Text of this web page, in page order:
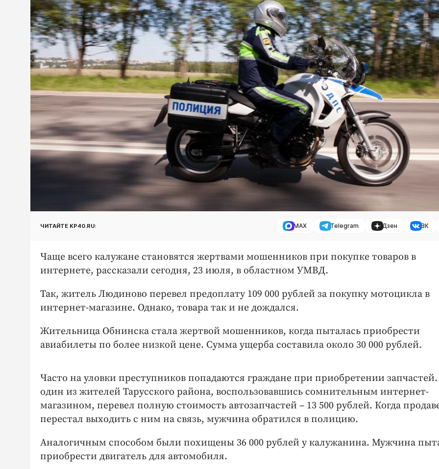
ЧИТАЙТЕ KP40.RU: MAX Telegram Дзен ВК
Чаще всего калужане становятся жертвами мошенников при покупке товаров в
интернете, рассказали сегодня, 23 июля, в областном УМВД.
Так, житель Людиново перевел предоплату 109 000 рублей за покупку мотоцикла в
интернет-магазине. Однако, товара так и не дождался.
Жительница Обнинска стала жертвой мошенников, когда пыталась приобрести
авиабилеты по более низкой цене. Сумма ущерба составила около 30 000 рублей.
Часто на уловки преступников попадаются граждане при приобретении запчастей.
один из жителей Тарусского района, воспользовавшись сомнительным интернет-
магазином, перевел полную стоимость автозапчастей – 13 500 рублей. Когда
перестал выходить с ним на связь, мужчина обратился в полицию.
Аналогичным способом были похищены 36 000 рублей у калужанина. Мужчина
приобрести двигатель для автомобиля.